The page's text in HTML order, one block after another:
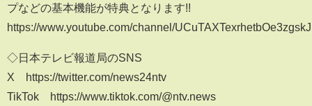
プなどの基本機能が特典となります!!
https://www.youtube.com/channel/
◇日本テレビ報道局のSNS
X https://twitter.com/news24ntv
TikTok https://www.tiktok.com/@ntv.news